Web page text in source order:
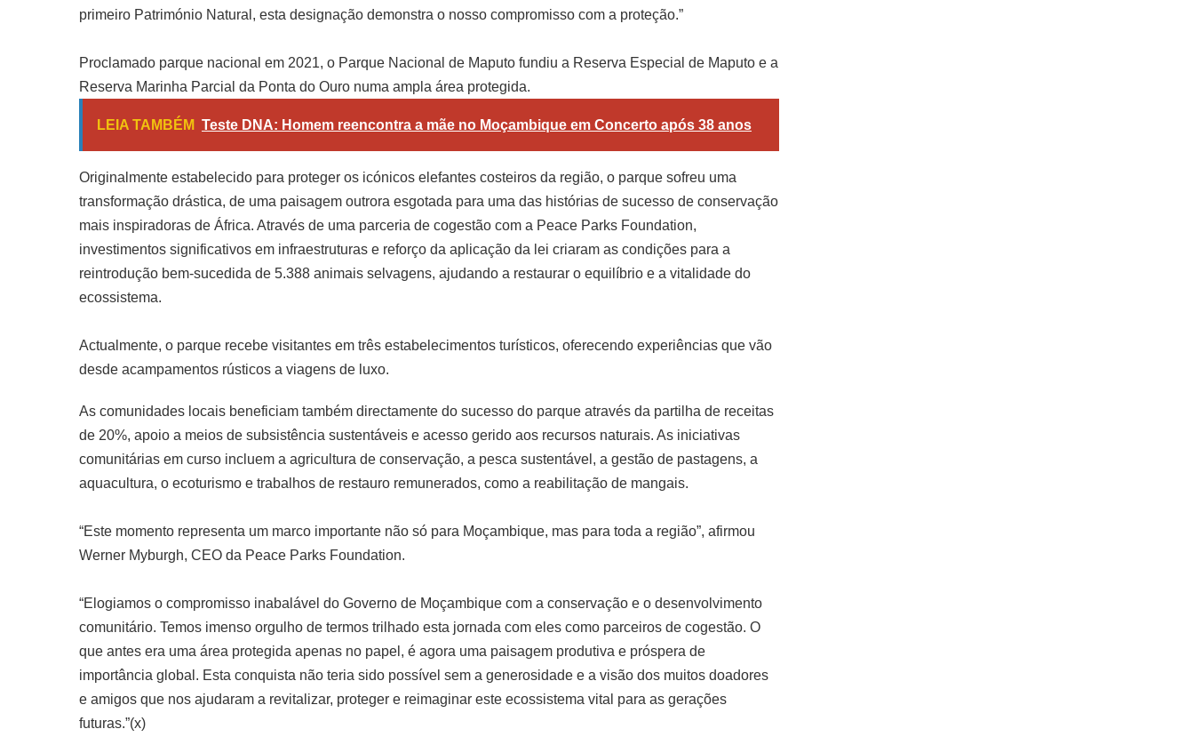
primeiro Património Natural, esta designação demonstra o nosso compromisso com a proteção.”
Proclamado parque nacional em 2021, o Parque Nacional de Maputo fundiu a Reserva Especial de Maputo e a
Reserva Marinha Parcial da Ponta do Ouro numa ampla área protegida.
LEIA TAMBÉM Teste DNA: Homem reencontra a mãe no Moçambique em Concerto após 38 anos
Originalmente estabelecido para proteger os icónicos elefantes costeiros da região, o parque sofreu uma
transformação drástica, de uma paisagem outrora esgotada para uma das histórias de sucesso de conservação
mais inspiradoras de África. Através de uma parceria de cogestão com a Peace Parks Foundation,
investimentos significativos em infraestruturas e reforço da aplicação da lei criaram as condições para a
reintrodução bem-sucedida de 5.388 animais selvagens, ajudando a restaurar o equilíbrio e a vitalidade do
ecossistema.
Actualmente, o parque recebe visitantes em três estabelecimentos turísticos, oferecendo experiências que vão
desde acampamentos rústicos a viagens de luxo.
As comunidades locais beneficiam também directamente do sucesso do parque através da partilha de receitas
de 20%, apoio a meios de subsistência sustentáveis e acesso gerido aos recursos naturais. As iniciativas
comunitárias em curso incluem a agricultura de conservação, a pesca sustentável, a gestão de pastagens, a
aquacultura, o ecoturismo e trabalhos de restauro remunerados, como a reabilitação de mangais.
“Este momento representa um marco importante não só para Moçambique, mas para toda a região”, afirmou
Werner Myburgh, CEO da Peace Parks Foundation.
“Elogiamos o compromisso inabalável do Governo de Moçambique com a conservação e o desenvolvimento
comunitário. Temos imenso orgulho de termos trilhado esta jornada com eles como parceiros de cogestão. O
que antes era uma área protegida apenas no papel, é agora uma paisagem produtiva e próspera de
importância global. Esta conquista não teria sido possível sem a generosidade e a visão dos muitos doadores
e amigos que nos ajudaram a revitalizar, proteger e reimaginar este ecossistema vital para as gerações
futuras.”(x)